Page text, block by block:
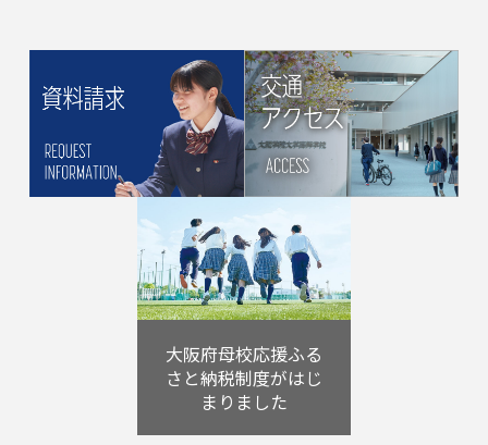
大阪府母校応援ふる
さと納税制度がはじ
まりました